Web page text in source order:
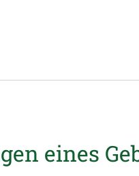
eines